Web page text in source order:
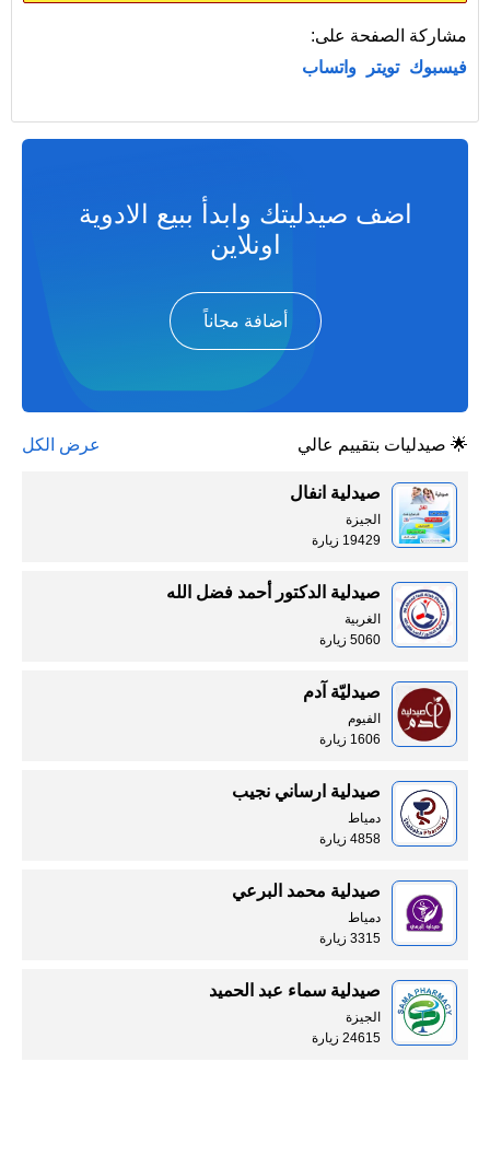
مشاركة الصفحة على:
فيسبوك تويتر واتساب
اضف صيدليتك وابدأ ببيع الادوية
اونلاين
أضافة مجاناً
🌟 صيدليات بتقييم عالي عرض الكل
صيدلية انفال
الجيزة
19429 زيارة
صيدلية الدكتور أحمد فضل الله
الغربية
5060 زيارة
صيدليّة آدم
الفيوم
1606 زيارة
صيدلية ارساني نجيب
دمياط
4858 زيارة
صيدلية محمد البرعي
دمياط
3315 زيارة
صيدلية سماء عبد الحميد
الجيزة
24615 زيارة